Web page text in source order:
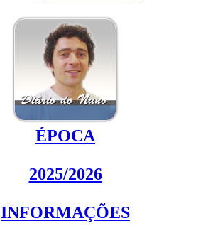
ÉPOCA
2025/2026
INFORMAÇÕES